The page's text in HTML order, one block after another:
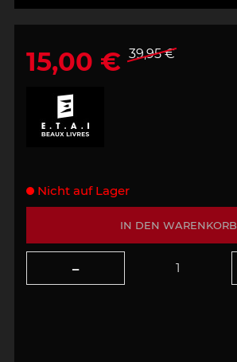
15,00 € 39,95 €
IN DEN WARENKORB
Nicht auf Lager